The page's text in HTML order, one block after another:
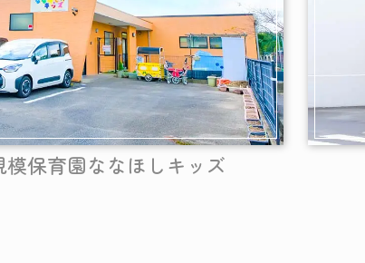
模保育園ななほしキッズ